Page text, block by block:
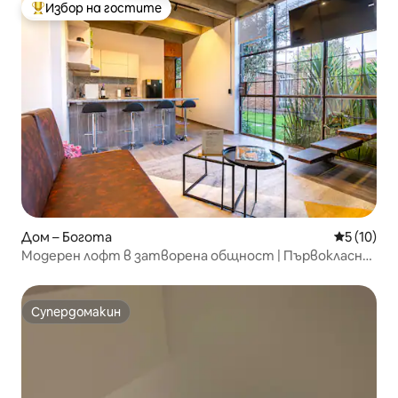
Най-популярен избор на гостите
Избор на гостите
Дом – Богота Средна
5 (10)
Модерен лофт в затворена общност | Първокласно
Супердомакин
Супердомакин